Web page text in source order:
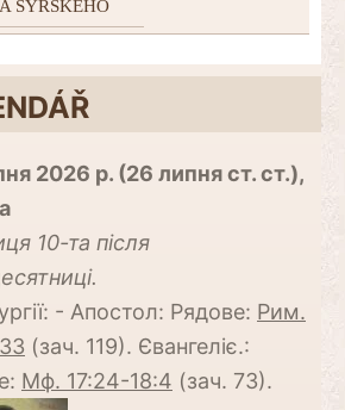
SYRSKÉHO
2026 р. (26 липня ст. ст.),
10-та після
- Апостол: Рядове: Рим.
(зач. 119). Євангеліє.:
Мф. 17:24-18:4 (зач. 73).